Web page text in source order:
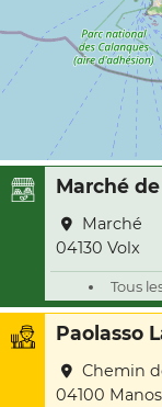
Marché
Marché
04130 Volx
Tous
Paolasso
Chemin
04100